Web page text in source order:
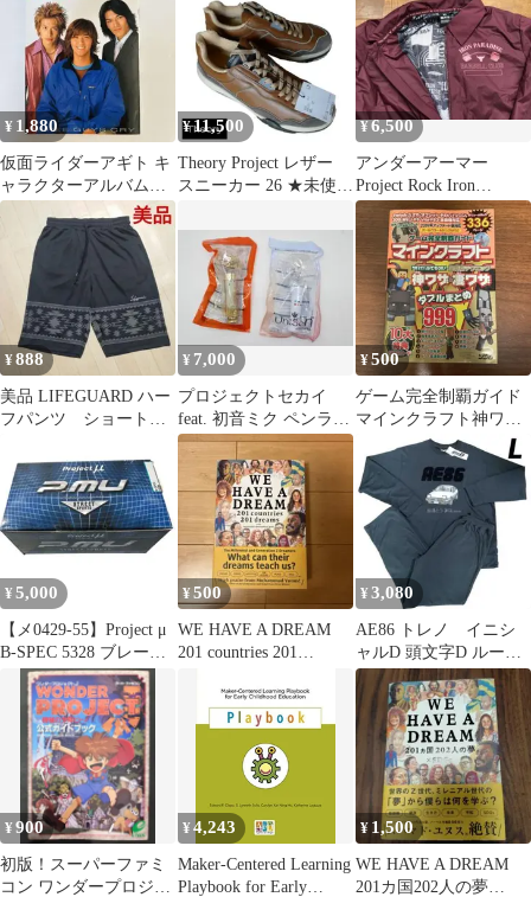
¥ 1,880
仮面ライダーアギト キ
ャラクターアルバム
THREE GUYS CRY
¥11,500
Theory Project レザー
スニーカー 26 ★未使用
¥6,500
アンダーアーマー
Project Rock Iron
Paradise
¥888
美品 LIFEGUARD ハー
フパンツ ショートパ
¥ 7,000
プロジェクトセカイ
feat. 初音ミク ペンライ
ト 32-TO0804-03
¥500
ゲーム完全制覇ガイド
マインクラフト神ワザ
&凄ワザダブルまとめ
¥ 5,000
【メ0429-55】Project μ
B-SPEC 5328 ブレーキ
パッド
¥500
WE HAVE A DREAM
201 countries 201
¥ 3,080
AE86 トレノ イニシ
ャルD 頭文字D ルーム
ウェア パジャマ 藤
原とうふ店
¥900
初版！スーパーファミ
コン ワンダープロジェ
¥4,243
Maker-Centered Learning
Playbook for Early
¥ 1,500
WE HAVE A DREAM
201カ国202人の夢